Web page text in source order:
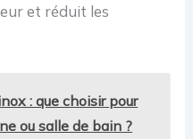
et réduit les
: que choisir pour
ou salle de bain ?